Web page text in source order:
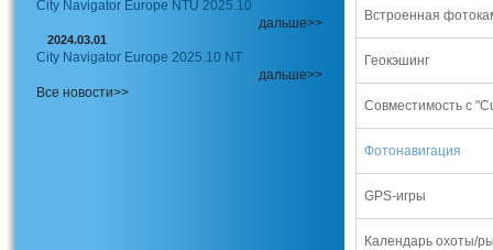
City Navigator Europe NTU 2025.10
дальше>>
2024.03.01
City Navigator Europe 2025.10 NT
дальше>>
Все новости>>
Встроенная
Геокэшинг
Совместимость с
Фотонавигация
GPS-игры
Календарь охоты/